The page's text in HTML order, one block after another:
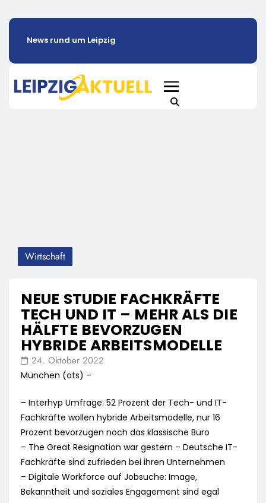
News rund um Leipzig
Wirtschaft
NEUE STUDIE FACHKRÄFTE
TECH UND IT – MEHR ALS DIE
HÄLFTE BEVORZUGEN
HYBRIDE ARBEITSMODELLE
24. Oktober 2022
München (ots) –
– Interhyp Umfrage: 52 Prozent der Tech- und IT-
Fachkräfte wollen hybride Arbeitsmodelle, nur 16
Prozent bevorzugen noch das klassische Büro
– The Great Resignation war gestern – Deutsche IT-
Fachkräfte sind zufrieden bei ihren Unternehmen
– Digitale Workforce auf Jobsuche: Image,
Bekanntheit und soziales Engagement sind egal